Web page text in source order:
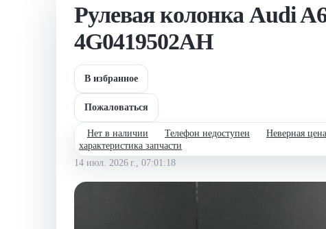
Рулевая колонка Audi
4G0419502AH
В избранное
Пожаловаться
Нет в наличии Телефон недоступен Неверная цена
характеристика запчасти
14 июл. 2026 г., 07:01:18